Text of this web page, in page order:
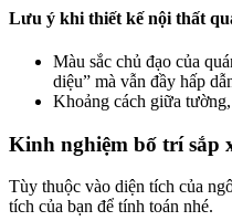
Lưu ý khi thiết kế nội thất
Màu sắc chủ đạo của
diệu” mà vẫn đầy hấp
Khoảng cách giữa
Kinh nghiệm bố trí sắp
Tùy thuộc vào diện tích của
tích của bạn để tính toán nhé.